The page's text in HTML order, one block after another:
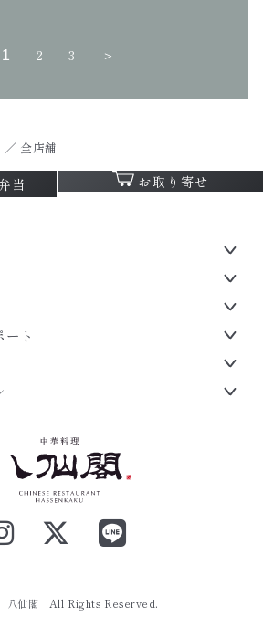
1 2 3 ＞
／ 全店舗
当 お取り寄せ
ト
仙閣 All Rights Reserved.